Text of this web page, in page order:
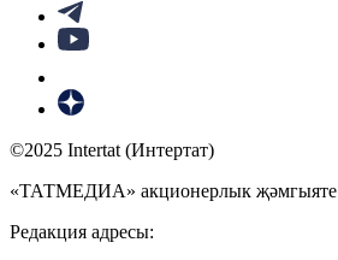
©2025 Intertat (Интертат)
«ТАТМЕДИА» акционерлык җәмгыяте
Редакция адресы: